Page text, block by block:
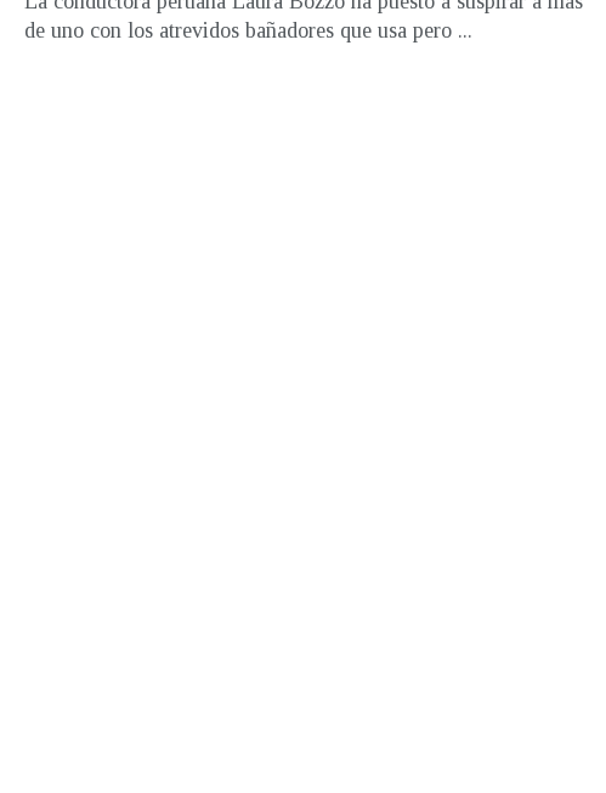
de uno con los atrevidos bañadores que usa pero ...